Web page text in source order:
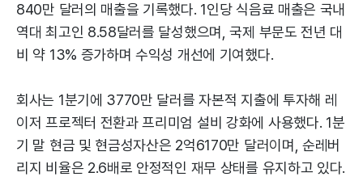
840만 달러의 매출을 기록했다. 1인당 식음료 매출은 국내
역대 최고인 8.58달러를 달성했으며, 국제 부문도 전년 대
비 약 13% 증가하며 수익성 개선에 기여했다.
회사는 1분기에 3770만 달러를 자본적 지출에 투자해 레
이저 프로젝터 전환과 프리미엄 설비 강화에 사용했다. 1분
기 말 현금 및 현금성자산은 2억6170만 달러이며, 순레버
리지 비율은 2.6배로 안정적인 재무 상태를 유지하고 있다.